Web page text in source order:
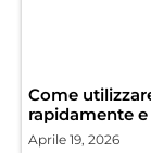
Come
rapidamente
Aprile 19, 2026